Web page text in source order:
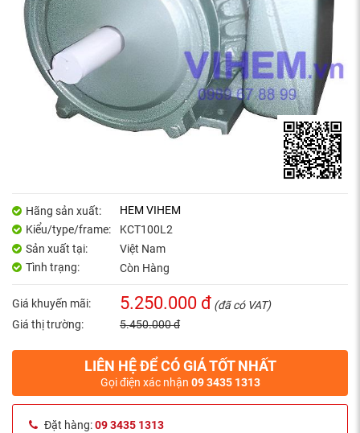
Hãng sản xuất:
HEM VIHEM
Kiểu/type/frame:
KCT100L2
Sản xuất tại:
Việt Nam
Tình trạng:
Còn Hàng
Giá khuyến mãi: 5.250.000 đ (đã có VAT)
Giá thị trường:
5.450.000 đ
LIÊN HỆ ĐỂ CÓ GIÁ TỐT NHẤT
Gọi điện xác nhận 09 3435 1313
Đặt hàng:09 3435 1313